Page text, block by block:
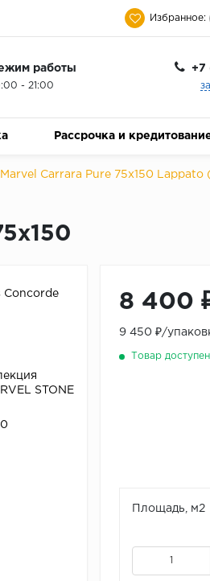
Избранное:
работы
- 21:00
+7
Рассрочка и
Marvel Carrara Pure 75x150 Lappato
Concorde
STONE
8 400
9 450 ₽/
Товар
Площадь, м2